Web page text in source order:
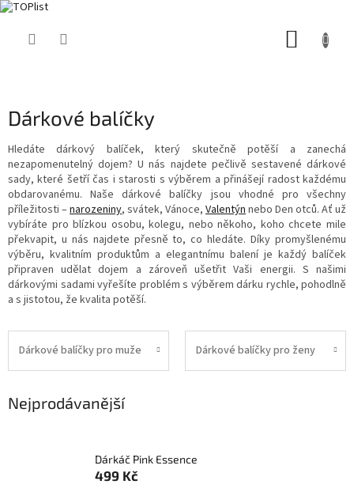
Dárkové balíčky
Hledáte dárkový balíček, který skutečně potěší a zanechá
nezapomenutelný dojem? U nás najdete pečlivě sestavené dárkové
sady, které šetří čas i starosti s výběrem a přinášejí radost každému
obdarovanému. Naše dárkové balíčky jsou vhodné pro všechny
příležitosti –narozeniny, svátek, Vánoce, Valentýn nebo Den otců. Ať už
vybíráte pro blízkou osobu, kolegu, nebo někoho, koho chcete mile
překvapit, u nás najdete přesně to, co hledáte. Díky promyšlenému
výběru, kvalitním produktům a elegantnímu balení je každý balíček
připraven udělat dojem a zároveň ušetřit Vaši energii. S našimi
dárkovými sadami vyřešíte problém s výběrem dárku rychle, pohodlně
a s jistotou, že kvalita potěší.
Dárkové balíčky pro muže Dárkové balíčky pro ženy
Nejprodávanější
Dárkáč Pink Essence
499 Kč